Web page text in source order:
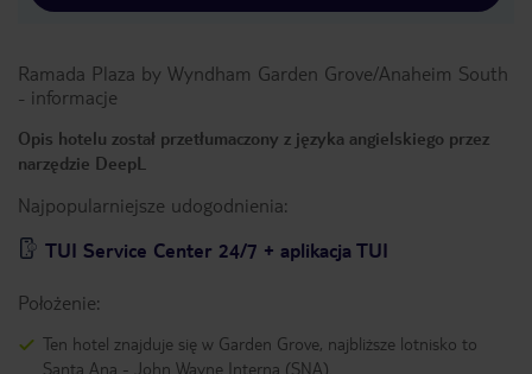
Ramada Plaza by Wyndham Garden Grove/Anaheim South
- informacje
Opis hotelu został przetłumaczony z języka angielskiego przez
narzędzie DeepL
Najpopularniejsze udogodnienia:
TUI Service Center 24/7 + aplikacja TUI
Położenie:
Ten hotel znajduje się w Garden Grove, najbliższe lotnisko to
Santa Ana - John Wayne Interna (SNA).